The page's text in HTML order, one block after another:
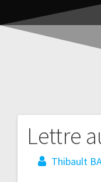
Lettre
Thibault